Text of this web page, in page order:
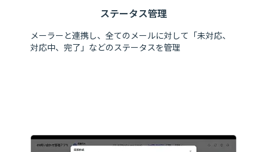
ステータス管理
メーラーと連携し、全てのメールに対して「未対応、
対応中、完了」などのステータスを管理